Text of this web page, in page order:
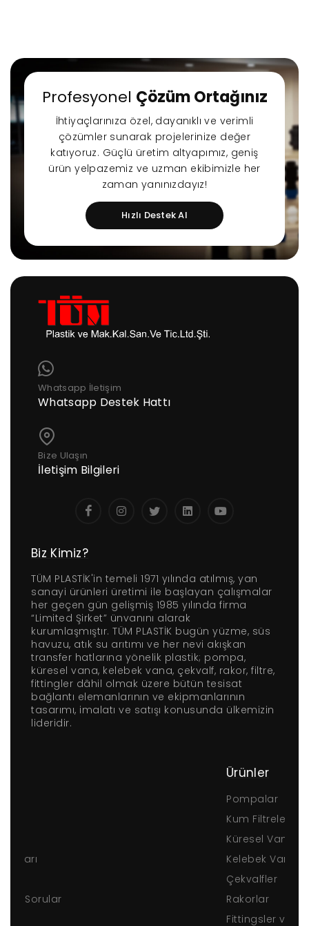
Sessiz Nozbart
Pompalar
Filtre Seçiminde
Dikkat Edilmesi
Gereken Hususlar
Profesyonel Çözüm Ortağınız
İhtiyaçlarınıza özel, dayanıklı ve verimli
çözümler sunarak projelerinize değer
katıyoruz. Güçlü üretim altyapımız, geniş
ürün yelpazemiz ve uzman ekibimizle her
zaman yanınızdayız!
Hızlı Destek Al
Whatsapp İletişim
Whatsapp Destek Hattı
Bize Ulaşın
İletişim Bilgileri
Biz Kimiz?
TÜM PLASTİK'in temeli 1971 yılında atılmış, yan
sanayi ürünleri üretimi ile başlayan çalışmalar
her geçen gün gelişmiş 1985 yılında firma
“Limited Şirket” ünvanını alarak
kurumlaşmıştır. TÜM PLASTİK bugün yüzme, süs
havuzu, atık su arıtımı ve her nevi akışkan
transfer hatlarına yönelik plastik; pompa,
küresel vana, kelebek vana, çekvalf, rakor, filtre,
fittingler dâhil olmak üzere bütün tesisat
bağlantı elemanlarının ve ekipmanlarının
tasarımı, imalatı ve satışı konusunda ülkemizin
lideridir.
Küresel Vanalar
Kelebek Vanalar
Fittingsler ve Borular